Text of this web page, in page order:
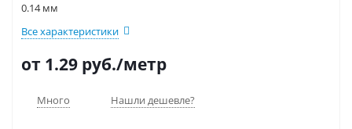
0.14 мм
Все характеристики
от 1.29 руб./метр
Много Нашли дешевле?